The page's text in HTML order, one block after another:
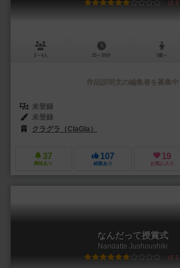
6.3
2～4人 15～20分 7歳～
作品説明文の編集者を募集中
未登録
未登録
クラグラ（ClaGla）
37
興味あり
107
経験あり
19
お気に入り
なんだって授賞式
Nandatte Jushoushiki
6.1